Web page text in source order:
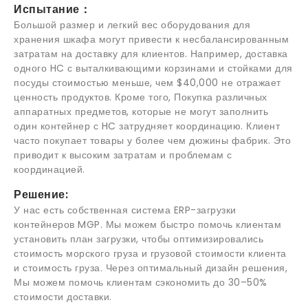
Испытание：
Большой размер и легкий вес оборудования для
хранения шкафа могут привести к несбалансированным
затратам на доставку для клиентов. Например, доставка
одного HC с выталкивающими корзинами и стойками для
посуды стоимостью меньше, чем $40,000 не отражает
ценность продуктов. Кроме того, Покупка различных
аппаратных предметов, которые не могут заполнить
один контейнер с HC затрудняет координацию. Клиент
часто покупает товары у более чем дюжины фабрик. Это
приводит к высоким затратам и проблемам с
координацией.
Решение:
У нас есть собственная система ERP-загрузки
контейнеров MGP. Мы можем быстро помочь клиентам
установить план загрузки, чтобы оптимизировались
стоимость морского груза и грузовой стоимости клиента
и стоимость груза. Через оптимальный дизайн решения,
Мы можем помочь клиентам сэкономить до 30–50%
стоимости доставки.